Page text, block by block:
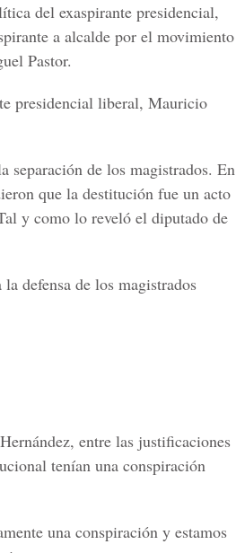
del exaspirante presidencial,
a alcalde por el movimiento
Pastor.
presidencial liberal, Mauricio
separación de los magistrados. En
que la destitución fue un acto
y como lo reveló el diputado de
defensa de los magistrados
entre las justificaciones
tenían una conspiración
una conspiración y estamos